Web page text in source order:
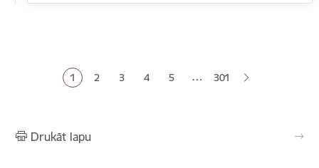
Pašreizējā lapa
1 Lapa
2 Lapa
3 Lapa
4 Lapa
5 … 301
Drukāt lapu